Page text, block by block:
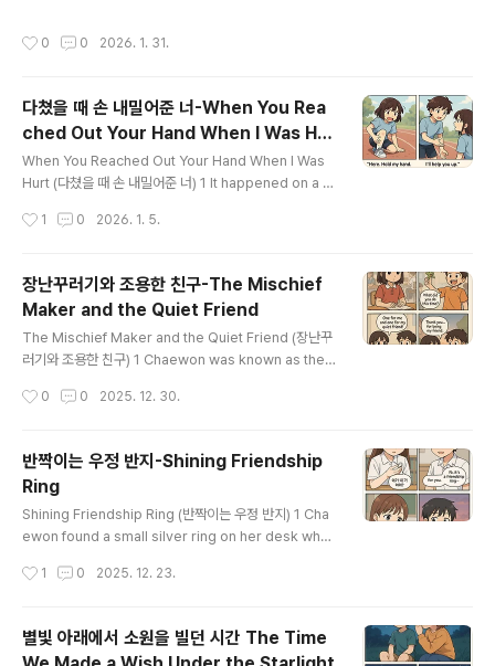
also very nervous.Everything felt new, big, and
e.The sleeves were long, and the pants felt loo
se.My..
0 0 2026. 1. 31.
다쳤을 때 손 내밀어준 너-When You Rea
ched Out Your Hand When I Was Hur
t
When You Reached Out Your Hand When I Was
Hurt (다쳤을 때 손 내밀어준 너) 1 It happened on a w
디 애프터눈 듀어링 피이 클래스 체육 시간에 바람이 강하
r a small stone. 채원 워즈 러닝 온 더 트랙 웬 쉬 서든리
트립트 오버 어 스몰 스톤 채원은 달리던 중 작은 돌에 걸려
넘어졌어요. 3 She fell hard, scraping her knee on
the ground. 쉬 펠 하드, 스크레이핑 허 니 온 더 그..
1 0 2026. 1. 5.
장난꾸러기와 조용한 친구-The Mischief
Maker and the Quiet Friend
The Mischief Maker and the Quiet Friend (장난꾸
러기와 조용한 친구) 1 Chaewon was known as the
콰이어티스트 스투던 인 허 클래스 채원은 반에서 가장 조
톡트 언레스 썸원 애스크트 허 어 퀘스천 누군가 질문하지
않으면 거의 말을 하지 않았어요. 3 Hyun-il, on the oth
er hand, was the complete opposite. 현일 온 더 아
더 핸드 워즈 더 컴플리트 아퍼짓 반면 현일은 완전히 정반
0 0 2025. 12. 30.
반짝이는 우정 반지-Shining Friendship
Ring
Shining Friendship Ring (반짝이는 우정 반지) 1 Cha
ewon found a small silver ring on her desk whe
온 허 데스크 웬 쉬 어라이브드 앳 스쿨 채원은 학교에 도착
oked around, wondering who had left it there. 쉬
룩트 어라운드, 원더링 후 해드 레프트 잇 데어 누가 그것을
1 0 2025. 12. 23.
별빛 아래에서 소원을 빌던 시간 The Time